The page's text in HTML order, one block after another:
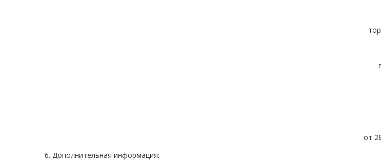
от
6. Дополнительная информация: